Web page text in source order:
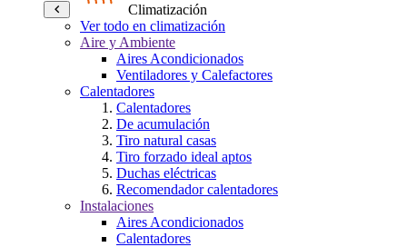
Climatización
Ver todo en climatización
Aire y Ambiente
Aires Acondicionados
Ventiladores y Calefactores
Calentadores
Calentadores
De acumulación
Tiro natural casas
Tiro forzado ideal aptos
Duchas eléctricas
Recomendador calentadores
Instalaciones
Aires Acondicionados
Calentadores